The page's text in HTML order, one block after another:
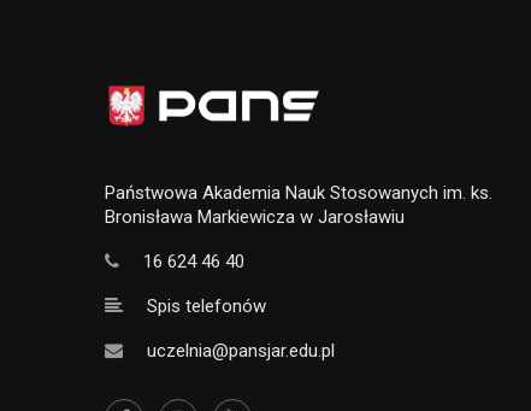
Państwowa Akademia Nauk Stosowanych im. ks.
Bronisława Markiewicza w Jarosławiu
16 624 46 40
Spis telefonów
uczelnia@pansjar.edu.pl